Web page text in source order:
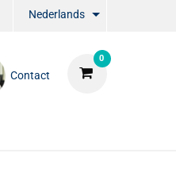
Nederlands
0
Contact